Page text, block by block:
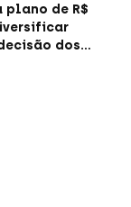
plano de R$
dos